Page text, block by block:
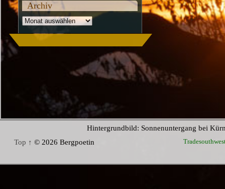
Archiv
Archiv
Hintergrundbild: Sonnenuntergang bei
Top ↑ © 2026 Bergpoetin